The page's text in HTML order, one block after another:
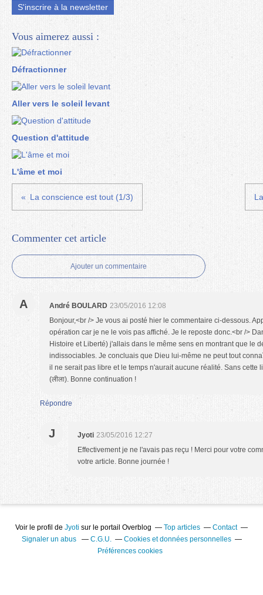
S'inscrire à la newsletter
Vous aimerez aussi :
Défractionner
Aller vers le soleil levant
Question d'attitude
L'âme et moi
La conscience est tout (1/3)
Commenter cet article
Ajouter un commentaire
A André BOULARD 23/05/2016 12:08
Bonjour,<br /> Je vous ai posté hier le commentaire ci-dessous.
opération car je ne le vois pas affiché. Je le reposte donc.<br />
Histoire et Liberté) j'allais dans le même sens en montrant que le
indissociables. Je concluais que Dieu lui-même ne peut tout
il ne serait pas libre et le temps n'aurait aucune réalité. Sans cette
(लीला). Bonne continuation !
Répondre
J Jyoti 23/05/2016 12:27
Effectivement je ne l'avais pas reçu ! Merci pour votre
votre article. Bonne journée !
Voir le profil de Jyoti sur le portail Overblog Top articles
Contact
Signaler un abus
C.G.U.
Cookies et données personnelles
Préférences cookies